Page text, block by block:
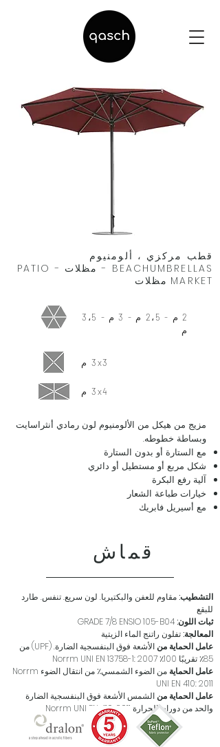
قطب مركزي ، ألومنيوم
BEACHUMBRELLAS - مظلات PATIO -
MARKET مظلات
2 م - 2،5 م - 3 م - 3،5
م
3x3 م
3x4 م
مزيج من هيكل من الألومنيوم لون رمادي أنثراسايت
وبساطة خطوطه.
مع الستارة أو بدون الستارة
شكل مربع أو مستطيل أو دائري
آلية رفع البكرة
خيارات طباعة الشعار
مع أسيريل فابريك
قماش
التشطيب:مقاوم للعفن والبكتيريا. لون سريع. تنفس. طارد
للبقع
ثبات اللون:
المعالجة:تفلون راتنج الماء الزيتية
عامل الحماية من
الأشعة فوق البنفسجية الضارة. (UPF) من
85٪ تقريبًا 100٪ Norrm UNI EN 13758-1: 2007
عامل الحماية
من الضوء الشمسي٪ من انتقال الضوء Norrm
UNI EN 410: 2011
عامل الحماية منالشمس الأشعة فوق البنفسجية الضارة
والحد من دوران الحرارة Norrm UNI EN 410: 2011